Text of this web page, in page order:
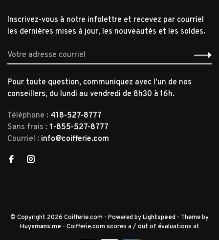
Inscrivez-vous à notre infolettre et recevez par courriel
les dernières mises à jour, les nouveautés et les soldes.
Pour toute question, communiquez avec l'un de nos
conseillers, du lundi au vendredi de 8h30 à 16h.
Téléphone : 418-527-8777
Sans frais : 1-855-527-8777
Courriel : info@coifferie.com
© Copyright 2026 Coifferie.com - Powered byLightspeed - Theme by
Huysmans.me - Coifferie.com scores a / out of évaluations at